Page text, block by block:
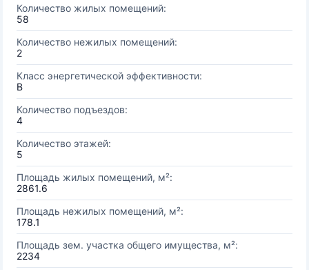
Количество жилых помещений:
58
Количество нежилых помещений:
2
Класс энергетической эффективности:
B
Количество подъездов:
4
Количество этажей:
5
Площадь жилых помещений, м²:
2861.6
Площадь нежилых помещений, м²:
178.1
Площадь зем. участка общего имущества, м²:
2234